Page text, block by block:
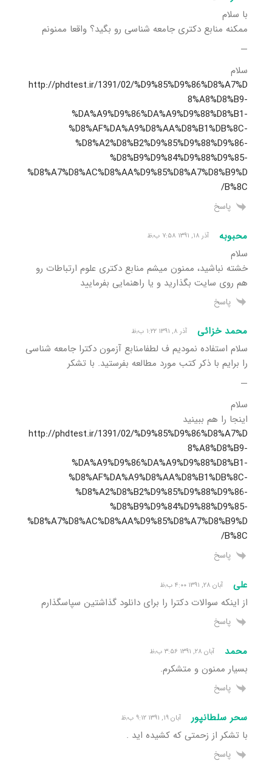
با سلام
ممکنه منابع دکتری جامعه شناسی رو بگید؟ واقعا ممنونم
—
سلام
http://phdtest.ir/1391/02/%D9%85%D9%86%D8%A7%D
8%A8%D8%B9-
%DA%A9%D9%86%DA%A9%D9%88%D8%B1-
%D8%AF%DA%A9%D8%AA%D8%B1%DB%8C-
%D8%A2%D8%B2%D9%85%D9%88%D9%86-
%D8%B9%D9%84%D9%88%D9%85-
%D8%A7%D8%AC%D8%AA%D9%85%D8%A7%D8%B9%D
B%8C/
پاسخ
محبوبه آذر ۱۸, ۱۳۹۱ ۷:۵۸ ب٫ظ
سلام
خشته نباشید، ممنون میشم منابع دکتری علوم ارتباطات رو
هم روی سایت بگذارید و یا راهنمایی بفرمایید
پاسخ
محمد خزائی آذر ۸, ۱۳۹۱ ۱:۲۲ ب٫ظ
سلام استفاده نمودیم ف لطفامنابع آزمون دکترا جامعه شناسی
را برایم با ذکر کتب مورد مطالعه بفرستید. با تشکر
—
سلام
اینجا را هم ببینید
http://phdtest.ir/1391/02/%D9%85%D9%86%D8%A7%D
8%A8%D8%B9-
%DA%A9%D9%86%DA%A9%D9%88%D8%B1-
%D8%AF%DA%A9%D8%AA%D8%B1%DB%8C-
%D8%A2%D8%B2%D9%85%D9%88%D9%86-
%D8%B9%D9%84%D9%88%D9%85-
%D8%A7%D8%AC%D8%AA%D9%85%D8%A7%D8%B9%D
B%8C/
پاسخ
علی آبان ۲۸, ۱۳۹۱ ۴:۰۰ ب٫ظ
از اینکه سوالات دکترا را برای دانلود گذاشتین سپاسگذارم
پاسخ
محمد آبان ۲۸, ۱۳۹۱ ۳:۵۶ ب٫ظ
بسیار ممنون و متشکرم.
پاسخ
سحر سلطانپور آبان ۱۹, ۱۳۹۱ ۹:۱۲ ب٫ظ
با تشکر از زحمتی که کشیده اید .
پاسخ